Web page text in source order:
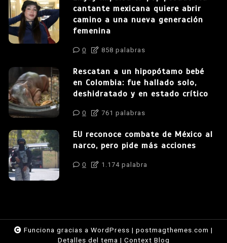
cantante mexicana quiere abrir
camino a una nueva generación
femenina
0 858 palabras
Rescatan a un hipopótamo bebé
en Colombia: fue hallado solo,
deshidratado y en estado crítico
0 761 palabras
EU reconoce combate de México al
narco, pero pide más acciones
0 1.174 palabra
Funciona gracias a WordPress | postmagthemes.com |
Detalles del tema | Context Blog